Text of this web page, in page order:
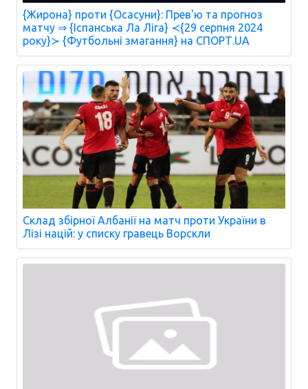
{Жирона} проти {Осасуни}: Прев'ю та прогноз
матчу ⇒ {Іспанська Ла Ліга} ≺{29 серпня 2024
року}≻ {Футбольні змагання} на СПОРТ.UA
Склад збірної Албанії на матч проти України в
Лізі націй: у списку гравець Ворскли